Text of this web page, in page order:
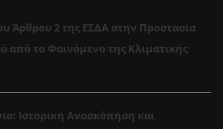
Άρθρου 2 της ΕΣΔΑ στην Προστασία
από το Φαινόμενο της Κλιματικής
Ιστορική Ανασκόπηση και